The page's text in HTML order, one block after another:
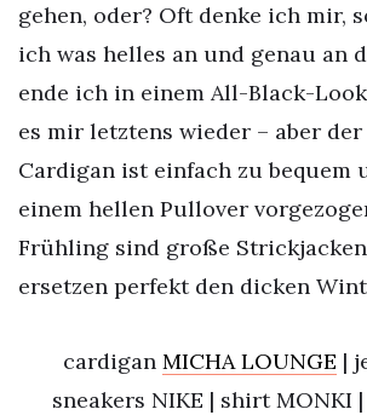
gehen, oder? Oft denke ich mir,
ich was helles an und genau an
ende ich in einem All-Black-
es mir letztens wieder – aber
Cardigan ist einfach zu bequem
einem hellen Pullover
Frühling sind große
ersetzen perfekt den dicken
cardigan MICHA LOUNGE |
sneakers NIKE | shirt MONKI